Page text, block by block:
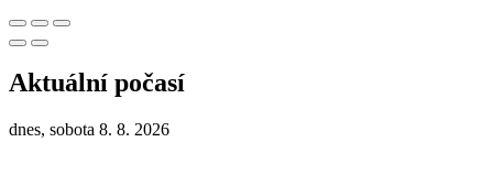
Aktuální počasí
dnes, sobota 8. 8. 2026